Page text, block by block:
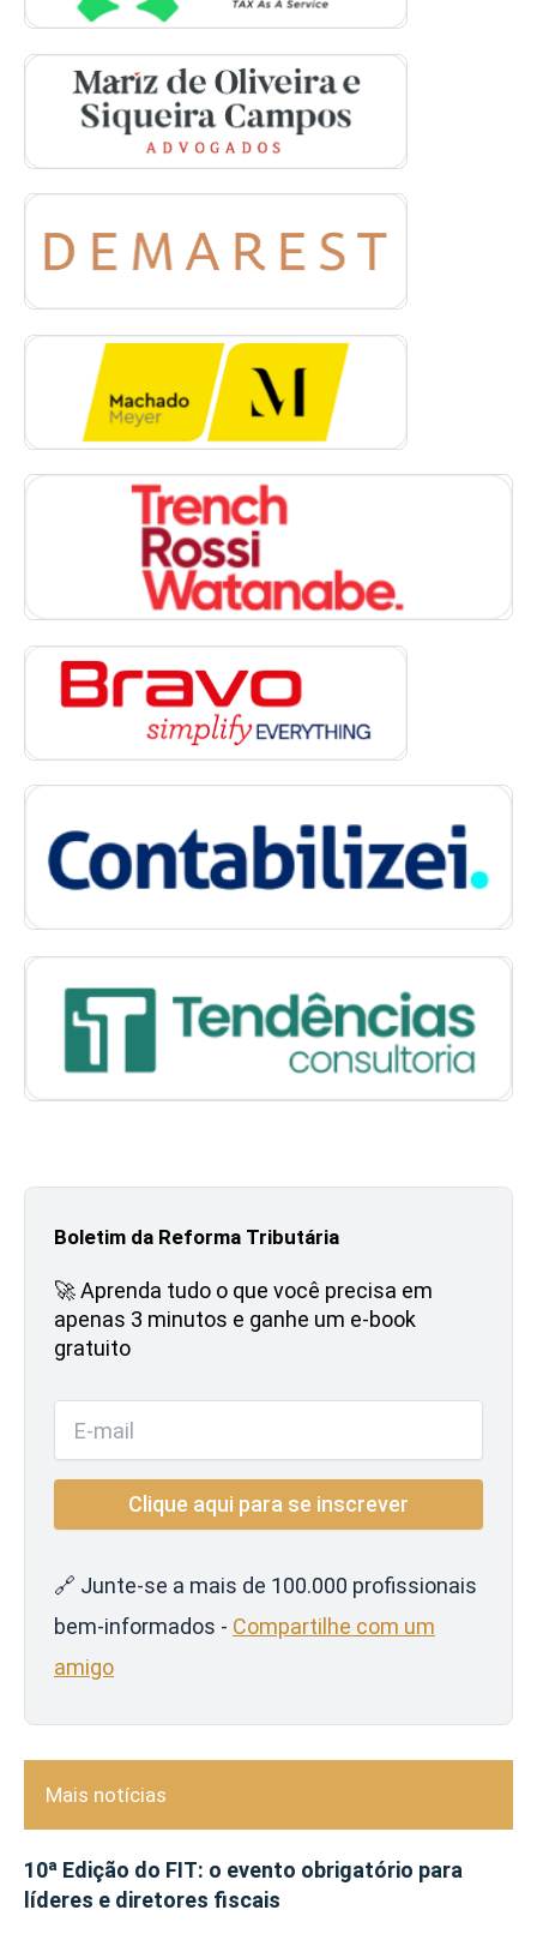
Boletim da Reforma Tributária
🚀 Aprenda tudo o que você precisa em
apenas 3 minutos e ganhe um e-book
gratuito
🔗 Junte-se a mais de 100.000 profissionais
bem-informados - Compartilhe com um
amigo
Mais notícias
10ª Edição do FIT: o evento obrigatório para
líderes e diretores fiscais